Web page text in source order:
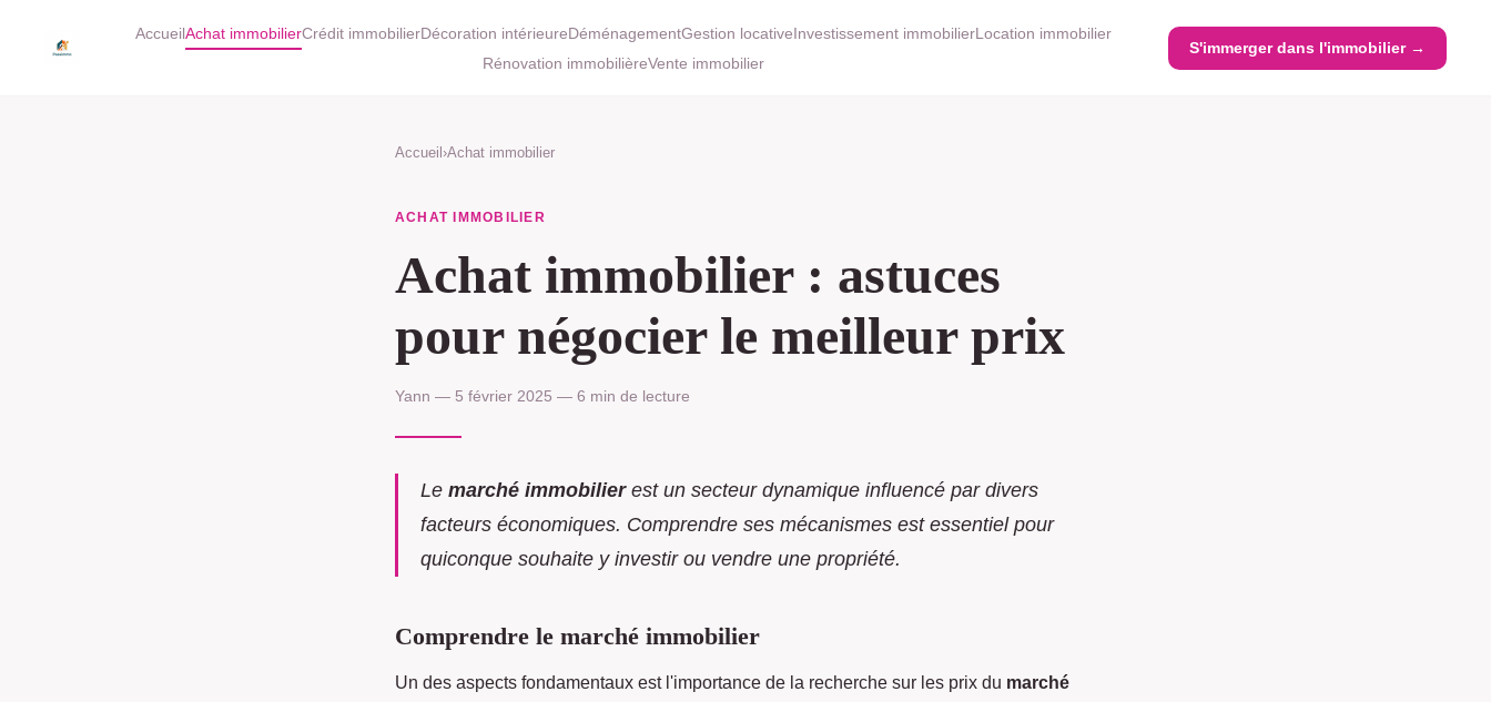
AccueilAchat immobilierCrédit immobilierDécoration intérieureDéménagementGestion locativeInvestissement immobilierLocation immobilier
Rénovation immobilièreVente immobilier
S'immerger dans l'immobilier →
Accueil ›Achat immobilier
ACHAT IMMOBILIER
Achat immobilier : astuces
pour négocier le meilleur prix
Yann — 5 février 2025 — 6 min de lecture
Le marché immobilierest un secteur dynamique influencé par divers
facteurs économiques. Comprendre ses mécanismes est essentiel pour
quiconque souhaite y investir ou vendre une propriété.
Comprendre le marché immobilier
Un des aspects fondamentaux est l'importance de la recherche sur les prix du marché